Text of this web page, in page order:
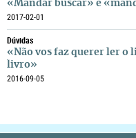
«Mandar buscar» e
2017-02-01
Dúvidas
«Não vos faz querer ler
livro»
2016-09-05